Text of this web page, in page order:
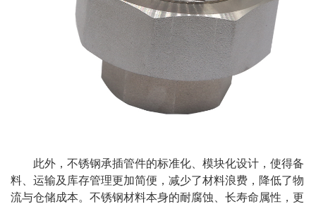
此外，不锈钢承插管件的标准化、模块化设计，使得备
料、运输及库存管理更加简便，减少了材料浪费，降低了物
流与仓储成本。不锈钢材料本身的耐腐蚀、长寿命属性，更